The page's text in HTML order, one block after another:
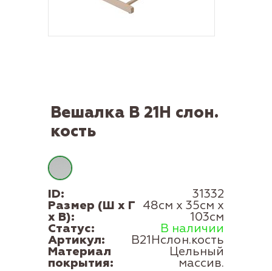
Вешалка В 21Н слон.
кость
ID: 31332
Размер (Ш x Г
x В):
48см x 35см x
103см
Статус: В наличии
Артикул: В21Нслон.кость
Материал
покрытия:
Цельный
массив.